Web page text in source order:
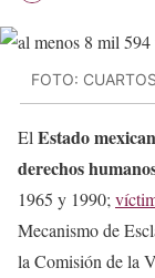
FOTO:
El Estado
derechos
1965 y 1990;
Mecanismo de
la Comisión de la